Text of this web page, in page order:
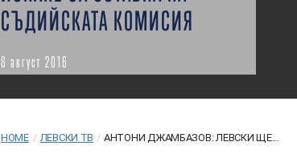
СЪДИЙСКАТА КОМИСИЯ
8 август 2016
HOME / ЛЕВСКИ ТВ / АНТОНИ ДЖАМБАЗОВ: ЛЕВСКИ ЩЕ...